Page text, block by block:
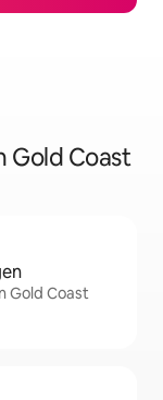
Gold Coast
Gold Coast